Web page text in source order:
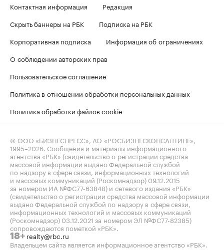
Контактная информация
Редакция
Скрыть баннеры на РБК
Подписка на РБК
Корпоративная подписка
Информация об ограничениях
О соблюдении авторских прав
Пользовательское соглашение
Политика в отношении обработки персональных данных
Политика обработки файлов cookie
© ООО «БИЗНЕСПРЕСС», АО «РОСБИЗНЕСКОНСАЛТИНГ»,
1995–2026 . Сообщения и материалы информационного
агентства «РБК» (свидетельство о регистрации средства
массовой информации выдано Федеральной службой
по надзору в сфере связи, информационных технологий
и массовых коммуникаций (Роскомнадзор) 09.12.2015
за номером ИА №ФС77-63848) и сетевого издания «РБК»
(свидетельство о регистрации средства массовой информации
выдано Федеральной службой по надзору в сфере связи,
информационных технологий и массовых коммуникаций
(Роскомнадзор) 03.12.2021 за номером ЭЛ №ФС77-82385)
сопровождаются пометкой «РБК».
18+ realty@rbc.ru
Владельцем сайта является информационное агентство «РБК».